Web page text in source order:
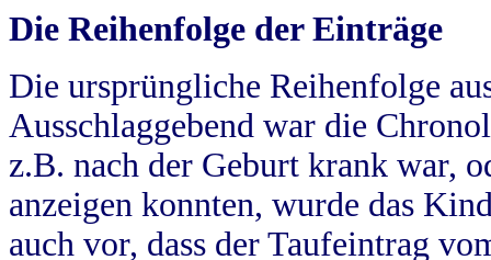
Die Reihenfolge der Einträge
Die ursprüngliche Reihenfolge
Ausschlaggebend war die
z.B. nach der Geburt krank war,
anzeigen konnten, wurde das
auch vor, dass der Taufeintrag